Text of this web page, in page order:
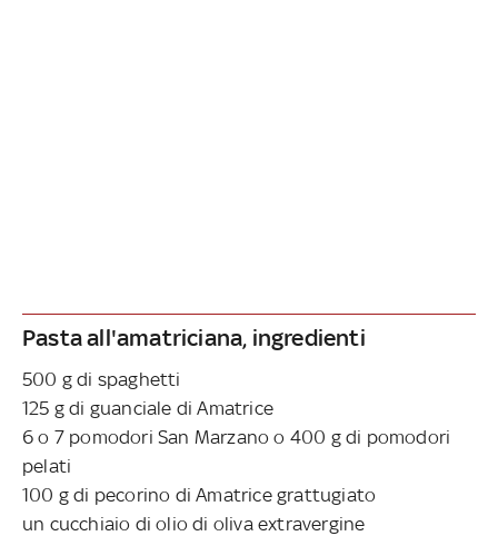
Pasta all'amatriciana, ingredienti
500 g di spaghetti
125 g di guanciale di Amatrice
6 o 7 pomodori San Marzano o 400 g di pomodori
pelati
100 g di pecorino di Amatrice grattugiato
un cucchiaio di olio di oliva extravergine